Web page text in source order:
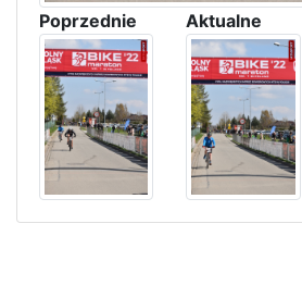
Poprzednie Aktualne